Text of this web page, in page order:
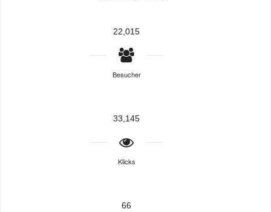
22,015
Besucher
33,145
Klicks
66